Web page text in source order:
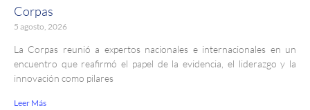
Corpas
5 agosto, 2026
La Corpas reunió a expertos nacionales e internacionales en un
encuentro que reafirmó el papel de la evidencia, el liderazgo y la
innovación como pilares
Leer Más